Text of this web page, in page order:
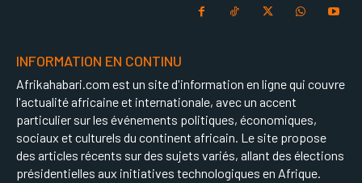
INFORMATION EN CONTINU
Afrikahabari.com est un site d'information en ligne qui couvre
l'actualité africaine et internationale, avec un accent
particulier sur les événements politiques, économiques,
sociaux et culturels du continent africain. Le site propose
des articles récents sur des sujets variés, allant des élections
présidentielles aux initiatives technologiques en Afrique.